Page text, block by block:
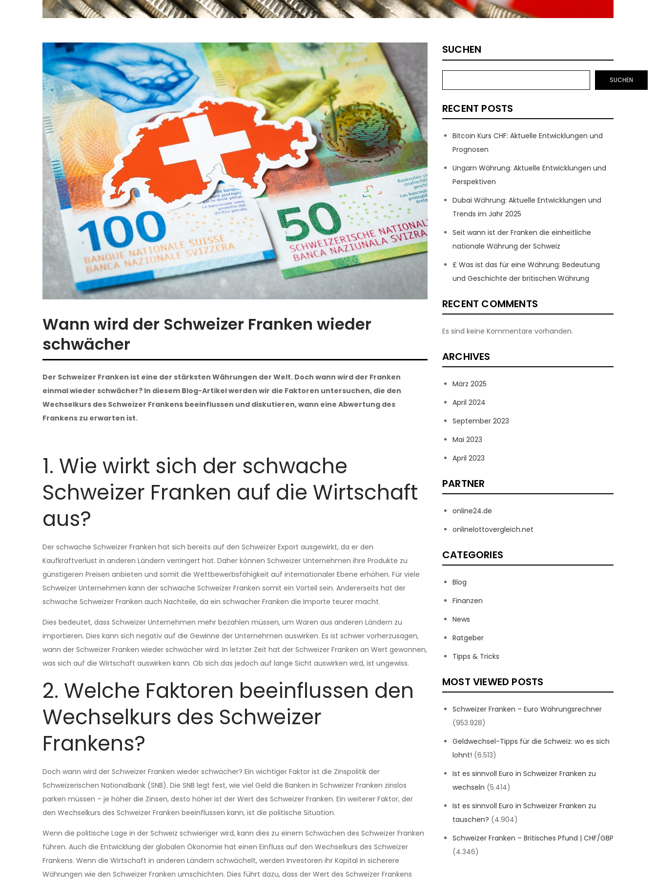
Wann wird der Schweizer Franken wieder
schwächer
Der Schweizer Franken ist eine der stärksten Währungen der Welt. Doch wann wird der Franken
einmal wieder schwächer? In diesem Blog-Artikel werden wir die Faktoren untersuchen, die den
Wechselkurs des Schweizer Frankens beeinflussen und diskutieren, wann eine Abwertung des
Frankens zu erwarten ist.
1. Wie wirkt sich der schwache
Schweizer Franken auf die Wirtschaft
aus?
Der schwache Schweizer Franken hat sich bereits auf den Schweizer Export ausgewirkt, da er den
Kaufkraftverlust in anderen Ländern verringert hat. Daher können Schweizer Unternehmen ihre Produkte zu
günstigeren Preisen anbieten und somit die Wettbewerbsfähigkeit auf internationaler Ebene erhöhen. Für viele
Schweizer Unternehmen kann der schwache Schweizer Franken somit ein Vorteil sein. Andererseits hat der
schwache Schweizer Franken auch Nachteile, da ein schwacher Franken die Importe teurer macht.
Dies bedeutet, dass Schweizer Unternehmen mehr bezahlen müssen, um Waren aus anderen Ländern zu
importieren. Dies kann sich negativ auf die Gewinne der Unternehmen auswirken. Es ist schwer vorherzusagen,
wann der Schweizer Franken wieder schwächer wird. In letzter Zeit hat der Schweizer Franken an Wert gewonnen,
was sich auf die Wirtschaft auswirken kann. Ob sich das jedoch auf lange Sicht auswirken wird, ist ungewiss.
2. Welche Faktoren beeinflussen den
Wechselkurs des Schweizer
Frankens?
Doch wann wird der Schweizer Franken wieder schwächer? Ein wichtiger Faktor ist die Zinspolitik der
Schweizerischen Nationalbank (SNB). Die SNB legt fest, wie viel Geld die Banken in Schweizer Franken zinslos
parken müssen – je höher die Zinsen, desto höher ist der Wert des Schweizer Franken. Ein weiterer Faktor, der
den Wechselkurs des Schweizer Franken beeinflussen kann, ist die politische Situation.
Wenn die politische Lage in der Schweiz schwieriger wird, kann dies zu einem Schwächen des Schweizer Franken
führen. Auch die Entwicklung der globalen Ökonomie hat einen Einfluss auf den Wechselkurs des Schweizer
Frankens. Wenn die Wirtschaft in anderen Ländern schwächelt, werden Investoren ihr Kapital in sicherere
Währungen wie den Schweizer Franken umschichten. Dies führt dazu, dass der Wert des Schweizer Frankens
SUCHEN
SUCHEN
RECENT POSTS
Bitcoin Kurs CHF: Aktuelle Entwicklungen und
Prognosen
Ungarn Währung: Aktuelle Entwicklungen und
Perspektiven
Dubai Währung: Aktuelle Entwicklungen und
Trends im Jahr 2025
Seit wann ist der Franken die einheitliche
nationale Währung der Schweiz
£ Was ist das für eine Währung: Bedeutung
und Geschichte der britischen Währung
RECENT COMMENTS
Es sind keine Kommentare vorhanden.
ARCHIVES
März 2025
April 2024
September 2023
Mai 2023
April 2023
PARTNER
online24.de
onlinelottovergleich.net
CATEGORIES
Blog
Finanzen
News
Ratgeber
Tipps & Tricks
MOST VIEWED POSTS
Schweizer Franken – Euro Währungsrechner
(953.928)
Geldwechsel-Tipps für die Schweiz: wo es sich
lohnt! (6.513)
Ist es sinnvoll Euro in Schweizer Franken zu
wechseln (5.414)
Ist es sinnvoll Euro in Schweizer Franken zu
tauschen? (4.904)
Schweizer Franken – Britisches Pfund | CHF/GBP
(4.346)